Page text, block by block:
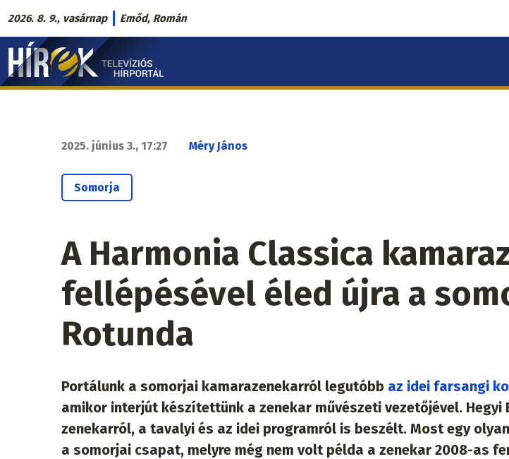
Ugrás
a
tartalomra
2026. 8. 9., vasárnap Emőd, Román
Hírek.sk
fő
2025. június 3., 17:27 Méry János
Somorja
A Harmonia Classica
fellépésével éled újra a
Rotunda
Portálunk a somorjai kamarazenekarról legutóbb az idei farsangi
amikor interjút készítettünk a zenekar művészeti vezetőjével.
zenekarról, a tavalyi és az idei programról is beszélt. Most egy
a somorjai csapat, melyre még nem volt példa a zenekar 2008-as